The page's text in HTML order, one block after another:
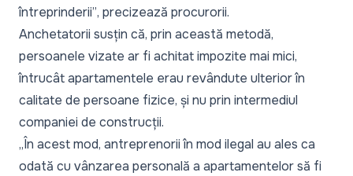
întreprinderii”, precizează procurorii.
Anchetatorii susțin că, prin această metodă,
persoanele vizate ar fi achitat impozite mai mici,
întrucât apartamentele erau revândute ulterior în
calitate de persoane fizice, și nu prin intermediul
companiei de construcții.
„În acest mod, antreprenorii în mod ilegal au ales ca
odată cu vânzarea personală a apartamentelor să fi